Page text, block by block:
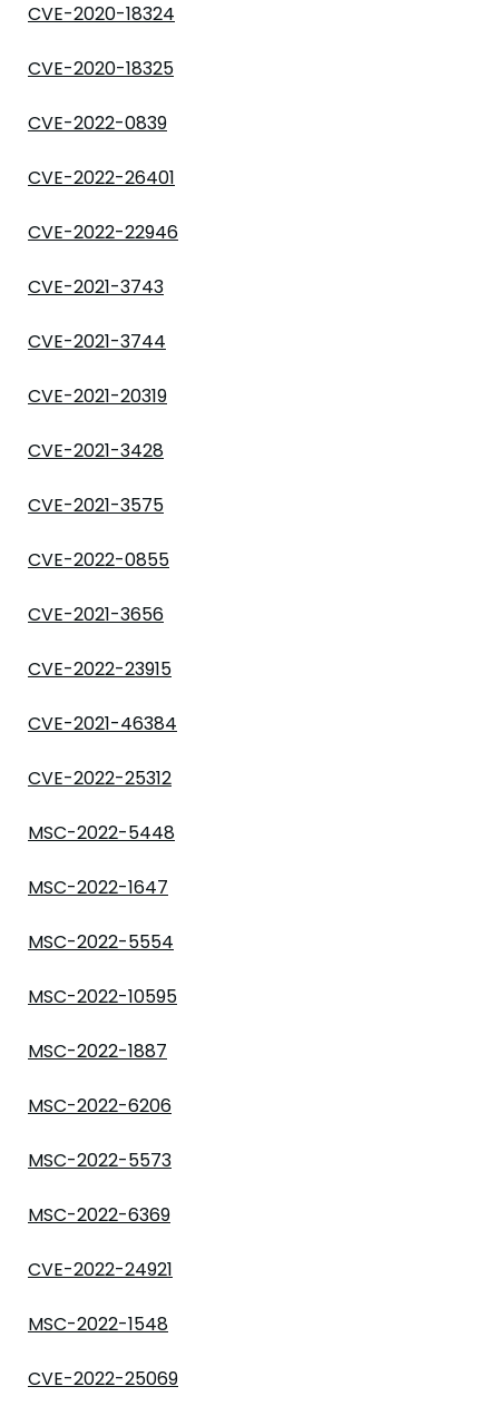
CVE-2020-18324
CVE-2020-18325
CVE-2022-0839
CVE-2022-26401
CVE-2022-22946
CVE-2021-3743
CVE-2021-3744
CVE-2021-20319
CVE-2021-3428
CVE-2021-3575
CVE-2022-0855
CVE-2021-3656
CVE-2022-23915
CVE-2021-46384
CVE-2022-25312
MSC-2022-5448
MSC-2022-1647
MSC-2022-5554
MSC-2022-10595
MSC-2022-1887
MSC-2022-6206
MSC-2022-5573
MSC-2022-6369
CVE-2022-24921
MSC-2022-1548
CVE-2022-25069